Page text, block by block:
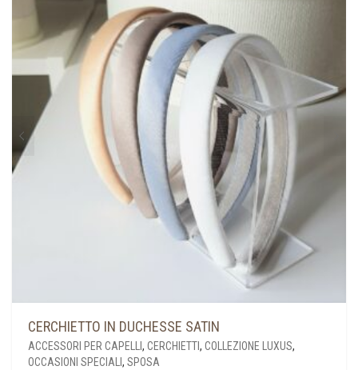
CERCHIETTO IN DUCHESSE SATIN
ACCESSORI PER CAPELLI , CERCHIETTI, COLLEZIONE LUXUS,
OCCASIONI SPECIALI , SPOSA